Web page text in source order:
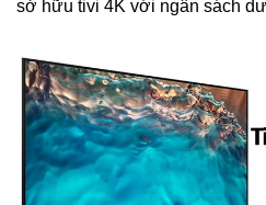
sở hữu tivi 4K với ngân sách